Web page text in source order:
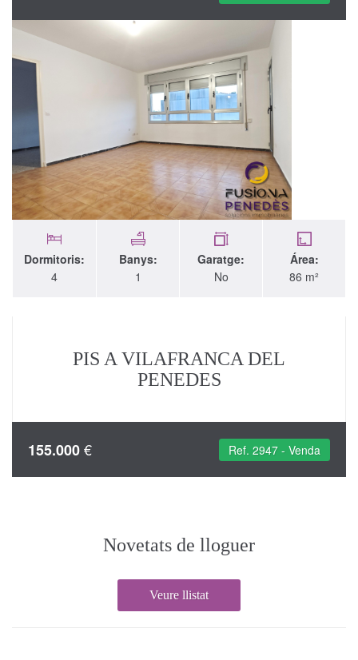
Dormitoris:
4
Banys:
1
Garatge:
No
Área:
86 m²
PIS A VILAFRANCA DEL
PENEDES
155.000€ Ref. 2947 - Venda
Novetats de lloguer
Veure llistat